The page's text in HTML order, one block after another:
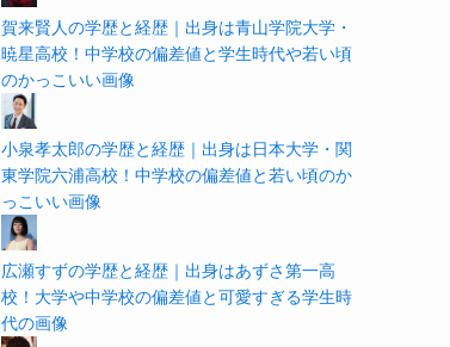
賀来賢人の学歴と経歴｜出身は青山学院大学・
暁星高校！中学校の偏差値と学生時代や若い頃
のかっこいい画像
小泉孝太郎の学歴と経歴｜出身は日本大学・関
東学院六浦高校！中学校の偏差値と若い頃のか
っこいい画像
広瀬すずの学歴と経歴｜出身はあずさ第一高
校！大学や中学校の偏差値と可愛すぎる学生時
代の画像